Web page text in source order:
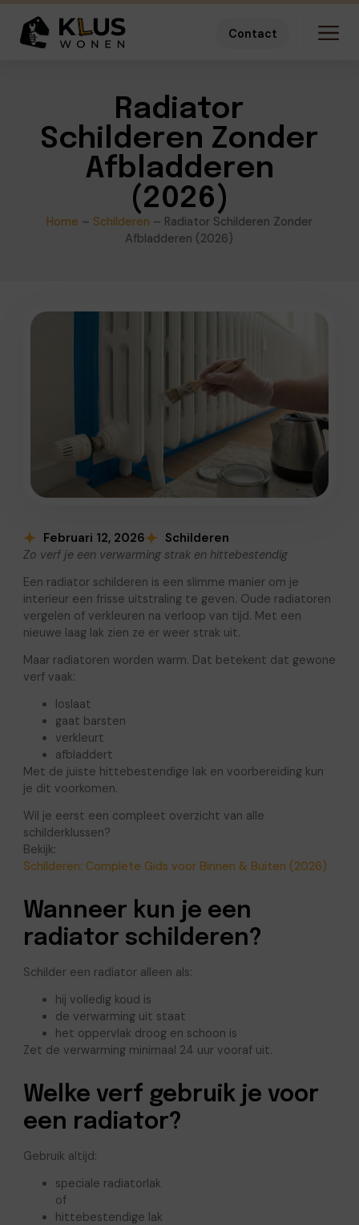
Contact
Radiator
Schilderen Zonder
Afbladderen
(2026)
Home – Schilderen – Radiator Schilderen Zonder
Afbladderen (2026)
Februari 12, 2026 Schilderen
Zo verf je een verwarming strak en hittebestendig
Een radiator schilderen is een slimme manier om je
interieur een frisse uitstraling te geven. Oude radiatoren
vergelen of verkleuren na verloop van tijd. Met een
nieuwe laag lak zien ze er weer strak uit.
Maar radiatoren worden warm. Dat betekent dat gewone
verf vaak:
loslaat
gaat barsten
verkleurt
afbladdert
Met de juiste hittebestendige lak en voorbereiding kun
je dit voorkomen.
Wil je eerst een compleet overzicht van alle
schilderklussen?
Bekijk:
Schilderen: Complete Gids voor Binnen & Buiten (2026)
Wanneer kun je een
radiator schilderen?
Schilder een radiator alleen als:
hij volledig koud is
de verwarming uit staat
het oppervlak droog en schoon is
Zet de verwarming minimaal 24 uur vooraf uit.
Welke verf gebruik je voor
een radiator?
Gebruik altijd:
speciale radiatorlak
of
hittebestendige lak